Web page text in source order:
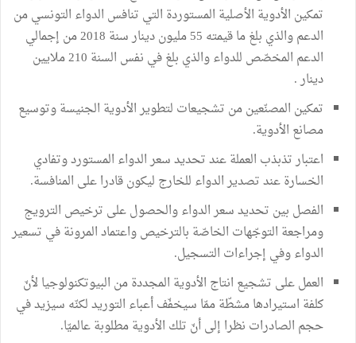
تمكين الأدوية الأصلية المستوردة التي تنافس الدواء التونسي من
الدعم والذي بلغ ما قيمته 55 مليون دينار سنة 2018 من إجمالي
الدعم المخصّص للدواء والذي بلغ في نفس السنة 210 ملايين
دينار .
تمكين المصنّعين من تشجيعات لتطوير الأدوية الجنيسة وتوسيع
مصانع الأدوية.
اعتبار تذبذب العملة عند تحديد سعر الدواء المستورد وتفادي
الخسارة عند تصدير الدواء للخارج ليكون قادرا على المنافسة.
الفصل بين تحديد سعر الدواء والحصول على ترخيص الترويج
ومراجعة التوجّهات الخاصّة بالترخيص واعتماد المرونة في تسعير
الدواء وفي إجراءات التسجيل.
العمل على تشجيع انتاج الأدوية المجددة من البيوتكنولوجيا لأنّ
كلفة استيرادها مشطّة ممّا سيخفّف أعباء التوريد لكنّه سيزيد في
حجم الصادرات نظرا إلى أنّ تلك الأدوية مطلوبة عالميّا.